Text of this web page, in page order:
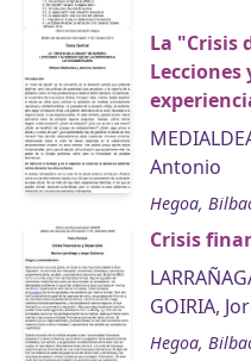
La "Crisis
Antonio
Hegoa,
Crisis
GOIRIA,
Hegoa,